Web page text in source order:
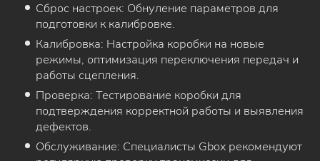
Сброс настроек: Обнуление параметров для
подготовки к калибровке.
Калибровка: Настройка коробки на новые
режимы, оптимизация переключения передач и
работы сцепления.
Проверка: Тестирование коробки для
подтверждения корректной работы и выявления
дефектов.
Обслуживание: Специалисты Gbox рекомендуют